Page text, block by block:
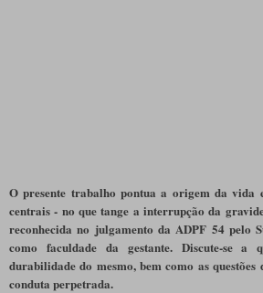
O presente trabalho pontua a origem da vida
centrais - no que tange a interrupção da
reconhecida no julgamento da ADPF 54 pelo
como faculdade da gestante. Discute-se a
durabilidade do mesmo, bem como as
conduta perpetrada.